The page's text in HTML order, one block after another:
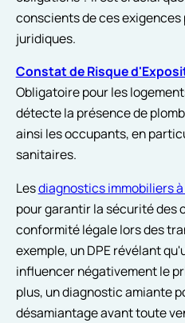
conscients de ces
juridiques.
Constat de Risque
Obligatoire pour les
détecte la présence de
ainsi les occupants, en
sanitaires.
Lesdiagnostics immobiliers
pour garantir la sécurité des
conformité légale lors des
exemple, un DPE révélant
influencer négativement le
plus, un diagnostic amiante
désamiantage avant toute